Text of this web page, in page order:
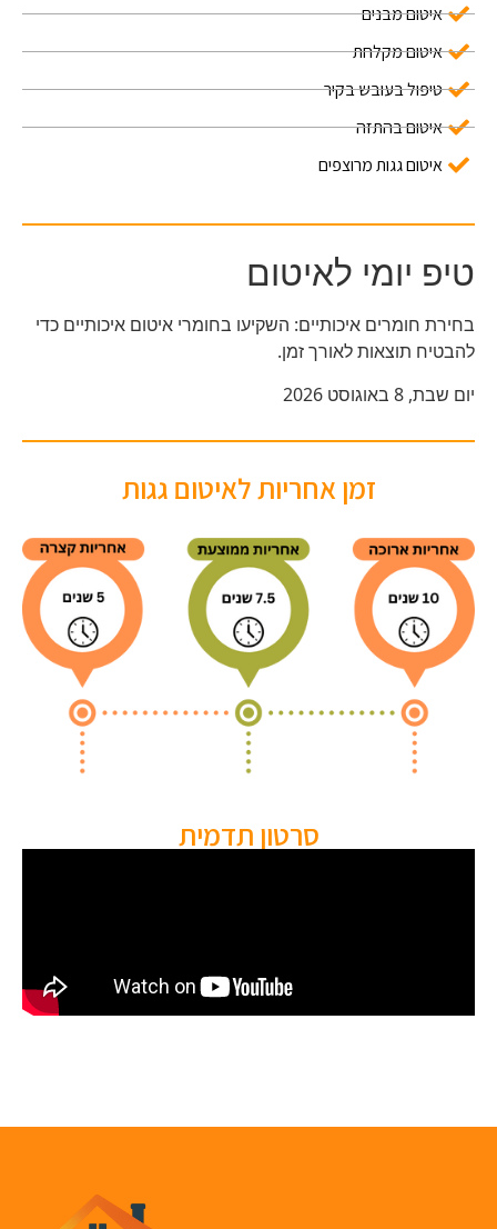
איטום מבנים
איטום מקלחת
טיפול בעובש בקיר
איטום בהתזה
איטום גגות מרוצפים
טיפ יומי לאיטום
בחירת חומרים איכותיים: השקיעו בחומרי איטום איכותיים כדי
להבטיח תוצאות לאורך זמן.
יום שבת, 8 באוגוסט 2026
זמן אחריות לאיטום גגות
סרטון תדמית